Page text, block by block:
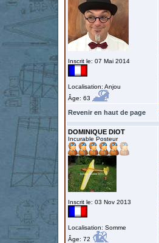
Inscrit le: 07 Mai 2014
Localisation: Anjou
Âge: 63
Revenir en haut de page
DOMINIQUE DIOT
Incurable Posteur
Inscrit le: 03 Nov 2013
Localisation: Somme
Âge: 72